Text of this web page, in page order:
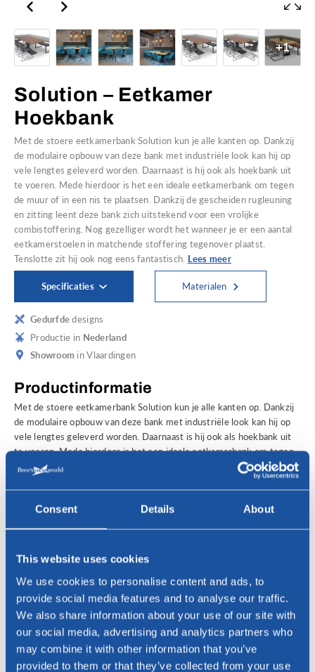
Consent Details About
This website uses cookies
We use cookies to personalise content and ads, to
provide social media features and to analyse our traffic.
We also share information about your use of our site with
our social media, advertising and analytics partners who
may combine it with other information that you’ve
provided to them or that they’ve collected from your use
+1
Solution – Eetkamer
Hoekbank
Met de stoere eetkamerbank Solution kun je alle kanten op. Dankzij
de modulaire opbouw van deze bank met industriële look kan hij op
vele lengtes geleverd worden. Daarnaast is hij ook als hoekbank uit
te voeren. Mede hierdoor is het een ideale eetkamerbank om tegen
de muur of in een nis te plaatsen. Dankzij de gescheiden rugleuning
en zitting leent deze bank zich uitstekend voor een vrolijke
combistoffering. Nog gezelliger wordt het wanneer je er een aantal
eetkamerstoelen in matchende stoffering tegenover plaatst.
Tenslotte zit hij ook nog eens fantastisch. Lees meer
Specificaties Materialen
Gedurfdedesigns
Productie in Nederland
Showroom in Vlaardingen
Productinformatie
Met de stoere eetkamerbank Solution kun je alle kanten op. Dankzij
de modulaire opbouw van deze bank met industriële look kan hij op
vele lengtes geleverd worden. Daarnaast is hij ook als hoekbank uit
te voeren. Mede hierdoor is het een ideale eetkamerbank om tegen
de muur of in een nis te plaatsen. Dankzij de gescheiden rugleuning
en zitting leent deze bank zich uitstekend voor een vrolijke
eetkamerstoelen in matchende stoffering tegenover plaatst.
Tenslotte zit hij ook nog eens fantastisch.
winkelier. Wij helpen u graag bij het vinden van een Bree's New
World dealer bij u in de regio. Vult u daartoe hieronder het
contactformulier in. Daarnaast kunt u inspiratie opdoen in onze eigen
Bree's New Worldshowroom
in Vlaardingen, waar u een uitgebreide
selectie van onze collectie design meubels kunt bekijken en testen.
U bent van harte welkom!
Geïnteresseerd?